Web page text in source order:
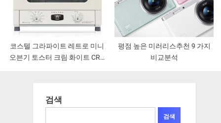
코스텔 그라파이트 레트로 미니
오븐기 토스터 크림 화이트 CRT-
평점 높은 미러리스추천 9 가지
비교분석
검색
검색